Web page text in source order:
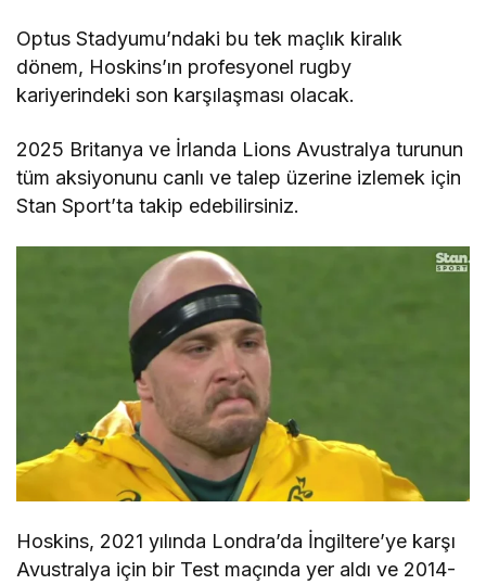
Optus Stadyumu’ndaki bu tek maçlık kiralık
dönem, Hoskins’ın profesyonel rugby
kariyerindeki son karşılaşması olacak.
2025 Britanya ve İrlanda Lions Avustralya turunun
tüm aksiyonunu canlı ve talep üzerine izlemek için
Stan Sport’ta takip edebilirsiniz.
Hoskins, 2021 yılında Londra’da İngiltere’ye karşı
Avustralya için bir Test maçında yer aldı ve 2014-